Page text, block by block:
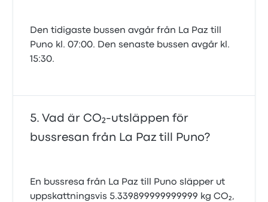
Den tidigaste bussen avgår från La Paz till
Puno kl. 07:00. Den senaste bussen avgår kl.
15:30.
Vad är CO₂-utsläppen för
bussresan från La Paz till Puno?
En bussresa från La Paz till Puno släpper ut
uppskattningsvis 5.339899999999999 kg CO₂,